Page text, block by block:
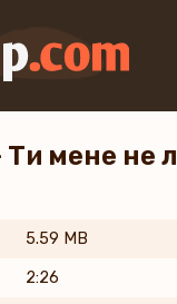
мене не
5.59 MB
2:26